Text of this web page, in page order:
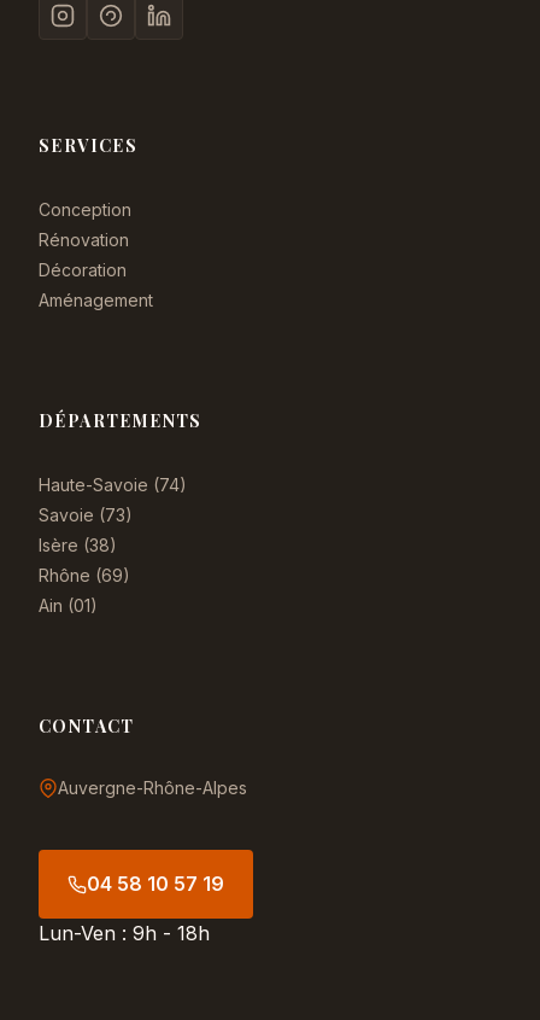
SERVICES
Conception
Rénovation
Décoration
Aménagement
DÉPARTEMENTS
Haute-Savoie (74)
Savoie (73)
Isère (38)
Rhône (69)
Ain (01)
CONTACT
Auvergne-Rhône-Alpes
04 58 10 57 19
Lun-Ven : 9h - 18h